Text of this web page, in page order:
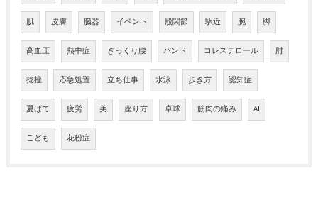
肌 皮膚 臓器 イベント 股関節 駅近 腕 脚
高血圧 熱中症 ぎっくり腰 バンド コレステロール 肘
捻挫 応急処置 立ち仕事 水泳 歩き方 認知症
夏ばて 疲労 美 座り方 卓球 筋肉の痛み AI
こども 花粉症